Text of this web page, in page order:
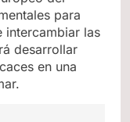
para
las
desarrollar
en una